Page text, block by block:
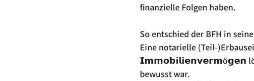
finanzielle Folgen haben.
So entschied der BFH in
Eine notarielle (Teil-
𝗜𝗺𝗺𝗼𝗯𝗶𝗹𝗶𝗲𝗻𝘃𝗲𝗿𝗺ö𝗴𝗲𝗻
bewusst war.